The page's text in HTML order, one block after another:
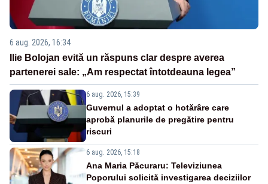
6 aug. 2026, 16:34
Ilie Bolojan evită un răspuns clar despre averea
partenerei sale: „Am respectat întotdeauna legea”
6 aug. 2026, 15:39
Guvernul a adoptat o hotărâre care
aprobă planurile de pregătire pentru
riscuri
6 aug. 2026, 15:18
Ana Maria Păcuraru: Televiziunea
Poporului solicită investigarea deciziilor